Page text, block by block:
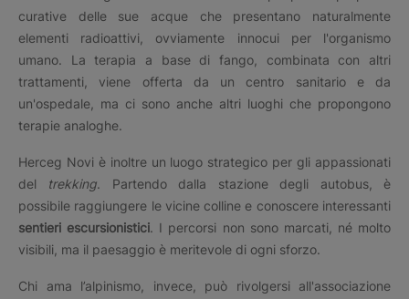
curative delle sue acque che presentano naturalmente
elementi radioattivi, ovviamente innocui per l'organismo
umano. La terapia a base di fango, combinata con altri
trattamenti, viene offerta da un centro sanitario e da
un'ospedale, ma ci sono anche altri luoghi che propongono
terapie analoghe.
Herceg Novi è inoltre un luogo strategico per gli appassionati
del trekking. Partendo dalla stazione degli autobus, è
possibile raggiungere le vicine colline e conoscere interessanti
sentieri escursionistici. I percorsi non sono marcati, né molto
visibili, ma il paesaggio è meritevole di ogni sforzo.
Chi ama l’alpinismo, invece, può rivolgersi all'associazione